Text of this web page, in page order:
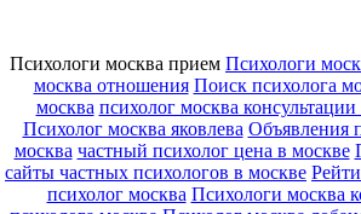
Психологи москва прием Психологи
москва отношения Поиск психолога
москва психолог москва
Психолог москва яковлева Объявления
москва частный психолог цена в москве
сайты частных психологов в москве
психолог москва Психологи москва